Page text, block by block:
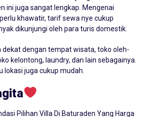
ini juga sangat lengkap. Mengenai
khawatir, tarif sewa nye cukup
dikunjungi oleh para turis domestik.
dekat dengan tempat wisata, toko oleh-
kelontong, laundry, dan lain sebagainya.
lokasi juga cukup mudah.